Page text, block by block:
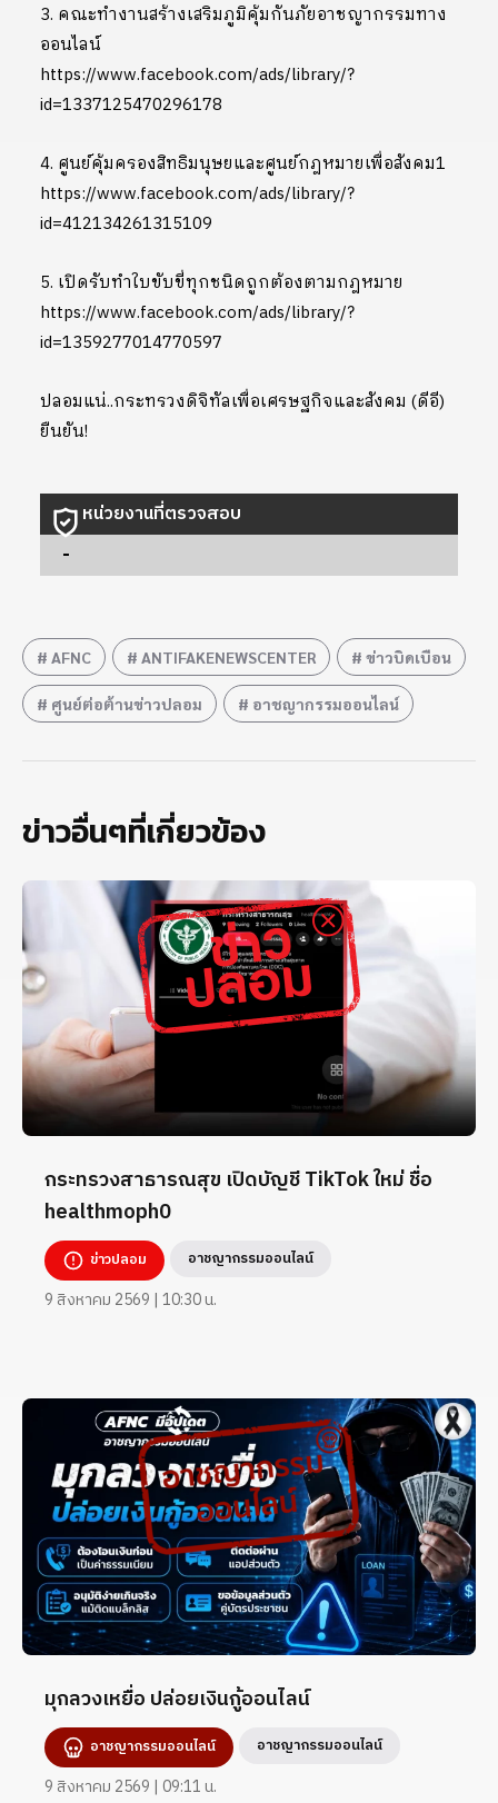
3. คณะทำงานสร้างเสริมภูมิคุ้มกันภัยอาชญากรรมทาง
ออนไลน์
https://www.facebook.com/ads/library/?
id=1337125470296178
4. ศูนย์คุ้มครองสิทธิมนุษยและศูนย์กฎหมายเพื่อสังคม1
https://www.facebook.com/ads/library/?
id=412134261315109
5. เปิดรับทำใบขับขี่ทุกชนิดถูกต้องตามกฎหมาย
https://www.facebook.com/ads/library/?
id=1359277014770597
ปลอมแน่..กระทรวงดิจิทัลเพื่อเศรษฐกิจและสังคม (ดีอี)
ยืนยัน!
หน่วยงานที่ตรวจสอบ
-
AFNC ANTIFAKENEWSCENTER ข่าวบิดเบือน
ศูนย์ต่อต้านข่าวปลอม อาชญากรรมออนไลน์
ข่าวอื่นๆที่เกี่ยวข้อง
กระทรวงสาธารณสุข เปิดบัญชี TikTok ใหม่ ชื่อ
healthmoph0
ข่าวปลอม อาชญากรรมออนไลน์
9 สิงหาคม 2569 | 10:30 น.
มุกลวงเหยื่อ ปล่อยเงินกู้ออนไลน์
อาชญากรรมออนไลน์ อาชญากรรมออนไลน์
9 สิงหาคม 2569 | 09:11 น.